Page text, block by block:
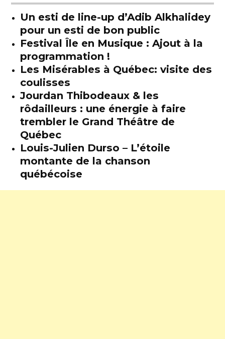
Un esti de line-up d’Adib Alkhalidey
pour un esti de bon public
Festival Île en Musique : Ajout à la
programmation !
Les Misérables à Québec: visite des
coulisses
Jourdan Thibodeaux & les
rôdailleurs : une énergie à faire
trembler le Grand Théâtre de
Québec
Louis-Julien Durso – L’étoile
montante de la chanson
québécoise